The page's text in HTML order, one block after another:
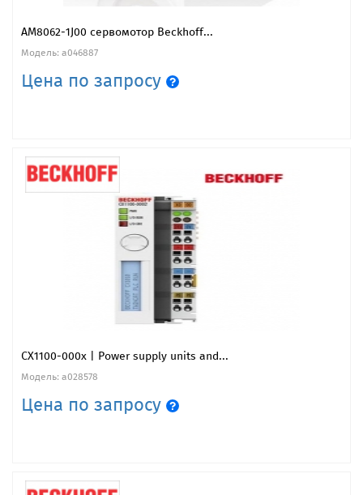
AM8062-1J00 сервомотор Beckhoff...
Модель: a046887
Цена по запросу
CX1100-000x | Power supply units and...
Модель: a028578
Цена по запросу